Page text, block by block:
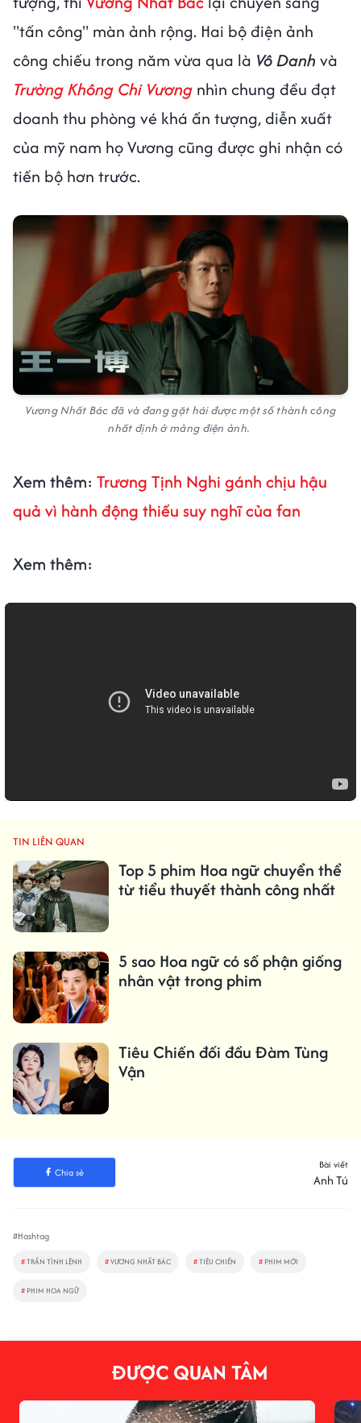
"tấn công" màn ảnh rộng. Hai bộ điện ảnh
công chiếu trong năm vừa qua là Vô Danh và
Trường Không Chi Vương nhìn chung đều đạt
doanh thu phòng vé khá ấn tượng, diễn xuất
của mỹ nam họ Vương cũng được ghi nhận có
tiến bộ hơn trước.
Vương Nhất Bác đã và đang gặt hái được một số thành công
nhất định ở mảng điện ảnh.
Xem thêm: Trương Tịnh Nghi gánh chịu hậu
quả vì hành động thiếu suy nghĩ của fan
Xem thêm:
TIN LIÊN QUAN
Top 5 phim Hoa ngữ chuyển thể
từ tiểu thuyết thành công nhất
5 sao Hoa ngữ có số phận giống
nhân vật trong phim
Tiêu Chiến đối đầu Đàm Tùng
Vận
Chia sẻ
Bài viết
Anh Tú
#Hashtag
#TRẦN TÌNH LỆNH #VƯƠNG NHẤT BÁC #TIÊU CHIẾN # PHIM MỚI
# PHIM HOA NGỮ
ĐƯỢC QUAN TÂM